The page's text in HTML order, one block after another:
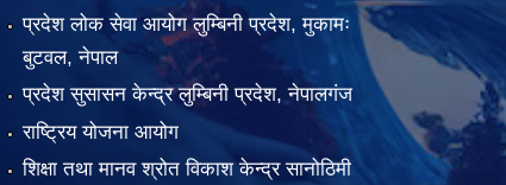
प्रदेश लोक सेवा आयोग लुम्बिनी प्रदेश, मुकामः
बुटवल, नेपाल
प्रदेश सुसासन केन्द्र लुम्बिनी प्रदेश, नेपालगंज
राष्ट्रिय योजना आयोग
शिक्षा तथा मानव श्रोत विकाश केन्द्र सानोठिमी